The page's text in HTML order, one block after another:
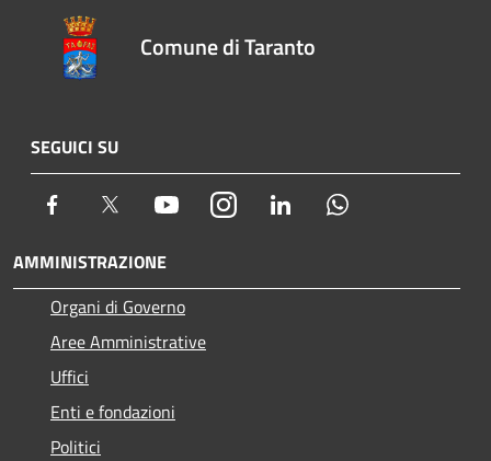
Comune di Taranto
SEGUICI SU
Facebook Twitter YoutubeInstagram LinkedIn
AMMINISTRAZIONE
Organi di Governo
Aree Amministrative
Uffici
Enti e fondazioni
Politici